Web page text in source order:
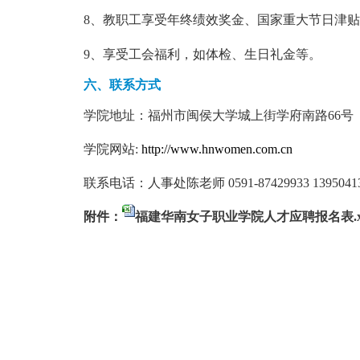
8、教职工享受年终绩效奖金、国家重大节日津贴
9、享受工会福利，如体检、生日礼金等。
六、 联系方式
学院地址：福州市闽侯大学城上街学府南路66号
学院网站: http://www.hnwomen.com.cn
联系电话：人事处陈老师 0591-87429933
附件： 福建华南女子职业学院人才应聘报名表